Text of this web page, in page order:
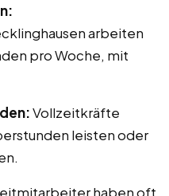
arbeiten
pro Woche, mit
Vollzeitkräfte
leisten oder
haben oft